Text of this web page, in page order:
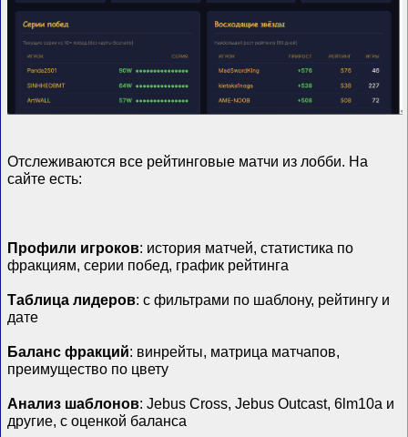
Отслеживаются все рейтинговые матчи из лобби. На
сайте есть:
Профили игроков: история матчей, статистика по
фракциям, серии побед, график рейтинга
Таблица лидеров: с фильтрами по шаблону, рейтингу и
дате
Баланс фракций: винрейты, матрица матчапов,
преимущество по цвету
Анализ шаблонов: Jebus Cross, Jebus Outcast, 6lm10a и
другие, с оценкой баланса